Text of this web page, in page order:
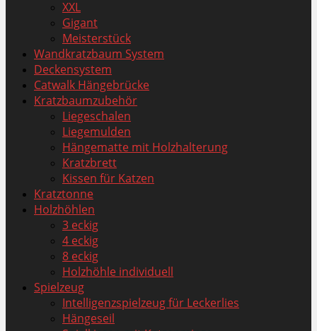
XXL
Gigant
Meisterstück
Wandkratzbaum System
Deckensystem
Catwalk Hängebrücke
Kratzbaumzubehör
Liegeschalen
Liegemulden
Hängematte mit Holzhalterung
Kratzbrett
Kissen für Katzen
Kratztonne
Holzhöhlen
3 eckig
4 eckig
8 eckig
Holzhöhle individuell
Spielzeug
Intelligenzspielzeug für Leckerlies
Hängeseil